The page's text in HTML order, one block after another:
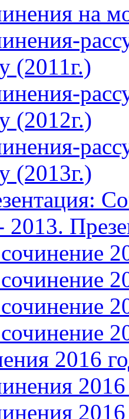
на
(2011г.)
(2012г.)
(2013г.)
2013.
2016